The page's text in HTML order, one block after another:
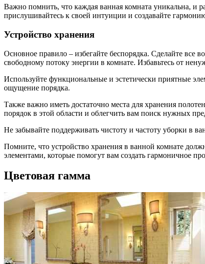
Важно помнить, что каждая ванная комната уникальна, и
прислушивайтесь к своей интуиции и создавайте
Устройство хранения
Основное правило – избегайте беспорядка. Сделайте все
свободному потоку энергии в комнате. Избавьтесь от
Используйте функциональные и эстетически приятные
ощущение порядка.
Также важно иметь достаточно места для хранения
порядок в этой области и облегчить вам поиск нужных
Не забывайте поддерживать чистоту и частоту уборки в
Помните, что устройство хранения в ванной комнате
элементами, которые помогут вам создать гармоничное
Цветовая гамма